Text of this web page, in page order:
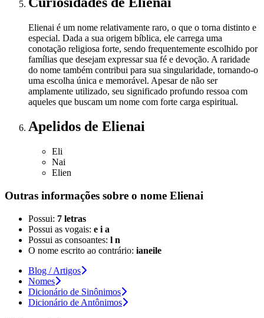
Elienai é um nome relativamente raro, o que o torna distinto e
especial. Dada a sua origem bíblica, ele carrega uma
conotação religiosa forte, sendo frequentemente escolhido por
famílias que desejam expressar sua fé e devoção. A raridade
do nome também contribui para sua singularidade, tornando-o
uma escolha única e memorável. Apesar de não ser
amplamente utilizado, seu significado profundo ressoa com
aqueles que buscam um nome com forte carga espiritual.
Apelidos de Elienai
Eli
Nai
Elien
Outras informações sobre o nome Elienai
Possui: 7 letras
Possui as vogais: e i a
Possui as consoantes: l n
O nome escrito ao contrário: ianeile
Blog / Artigos
Nomes
Dicionário de Sinônimos
Dicionário de Antônimos